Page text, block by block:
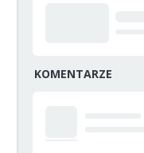
KOMENTARZE